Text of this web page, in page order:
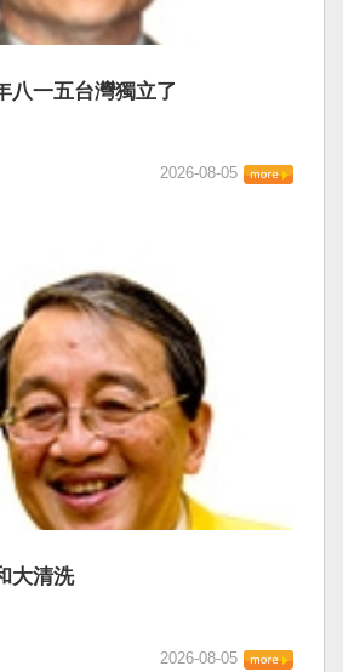
八一五台灣獨立了
2026-08-05
大清洗
2026-08-05